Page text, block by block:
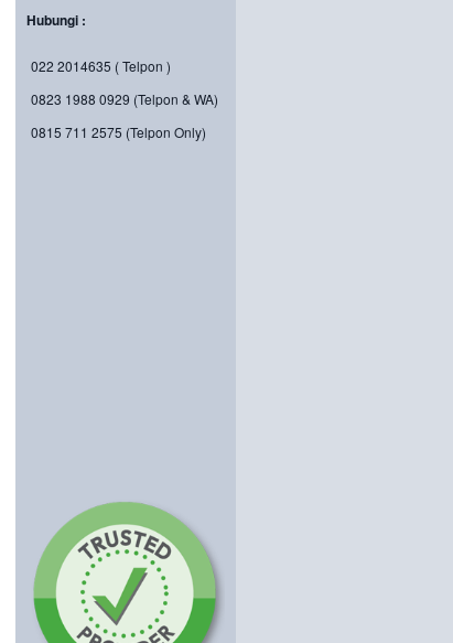
Hubungi :
022 2014635 ( Telpon )
0823 1988 0929 (Telpon & WA)
0815 711 2575 (Telpon Only)